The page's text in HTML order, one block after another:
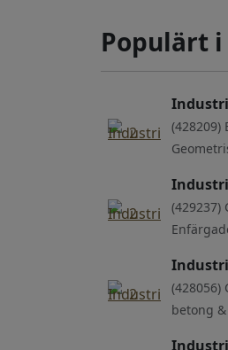
Populärt
(428209)
(429237)
(428056)
betong